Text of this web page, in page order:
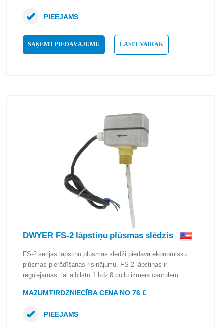
SAŅEMT PIEDĀVĀJUMU LASĪT VAIRĀK
PIEEJAMS
DWYER FS-2 lāpstiņu plūsmas slēdzis
FS-2 sērijas lāpstiņu plūsmas slēdži piedāvā ekonomisku
plūsmas pierādīšanas risinājumu. FS-2 lāpstiņas ir
regulējamas, lai atbilstu 1 līdz 8 collu izmēra caurulēm.
MAZUMTIRDZNIECĪBA CENA NO 76 €
PIEEJAMS